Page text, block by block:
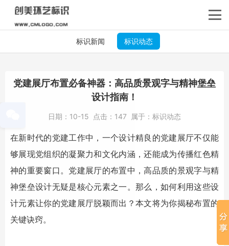
标识新闻 标识动态
党建展厅布置必备神器：高品质景观字与精神堡垒
设计指南！
日期： 10-15 点击： 147 属于： 标识动态
在新时代的党建工作中，一个设计精良的党建展厅不仅能
够展现党组织的凝聚力和文化内涵，还能成为传播红色精
神的重要窗口。党建展厅的布置中，高品质的景观字与精
神堡垒设计无疑是核心元素之一。那么，如何利用这些设
计元素让你的党建展厅脱颖而出？本文将为你揭秘布置的
关键诀窍。